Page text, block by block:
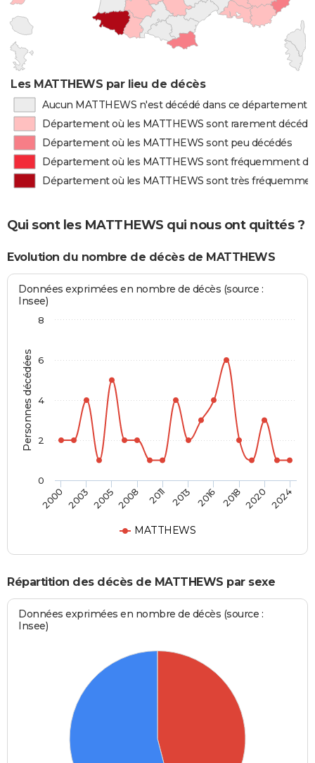
Les MATTHEWS par lieu de décès
Aucun MATTHEWS n'est décédé dans ce département
Département où les MATTHEWS sont rarement
Département où les MATTHEWS sont peu décédés
Département où les MATTHEWS sont fréquemment
Département où les MATTHEWS sont très
Qui sont les MATTHEWS qui nous ont quittés ?
Evolution du nombre de décès de MATTHEWS
Personnes décédées
Données exprimées en nombre de décès (source :
Insee)
MATTHEWS
2000 2003 20052008 2011 2013 2016 2018 2020 2024
0
2
4
6
8
Répartition des décès de MATTHEWS par sexe
Données exprimées en nombre de décès (source :
Insee)